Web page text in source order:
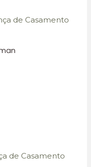
de Casamento
de Casamento